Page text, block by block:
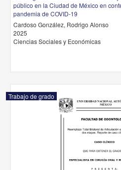
público en la Ciudad de México en
pandemia de COVID-19
Cardoso González, Rodrigo Alonso
2025
Ciencias Sociales y Económicas
Trabajo de grado